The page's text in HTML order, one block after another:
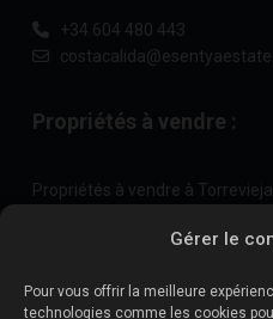
Gérer le
Pour vous offrir la meilleure
technologies comme les cookies
+34 604 480 443
Propriétés à vendre :
Propriétés à vendre à Torrevieja